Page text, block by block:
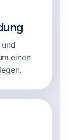
und
einen